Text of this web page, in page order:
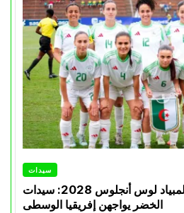
سيدات
نتائج قرعة تصفيات أولمبياد لوس أنجلوس 2028: سيدات
الخضر يواجهن إفريقيا الوسطى